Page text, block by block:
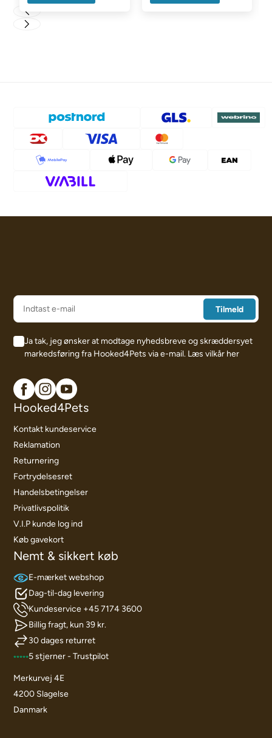
Ja tak, jeg ønsker at modtage nyhedsbreve og skræddersyet
markedsføring fra Hooked4Pets via e-mail. Læs vilkår her
Hooked4Pets
Kontakt kundeservice
Reklamation
Returnering
Fortrydelsesret
Handelsbetingelser
Privatlivspolitik
V.I.P kunde log ind
Køb gavekort
Nemt & sikkert køb
E-mærket webshop
Dag-til-dag levering
Kundeservice +45 7174 3600
Billig fragt, kun 39 kr.
30 dages returret
5 stjerner - Trustpilot
Merkurvej 4E
4200 Slagelse
Danmark